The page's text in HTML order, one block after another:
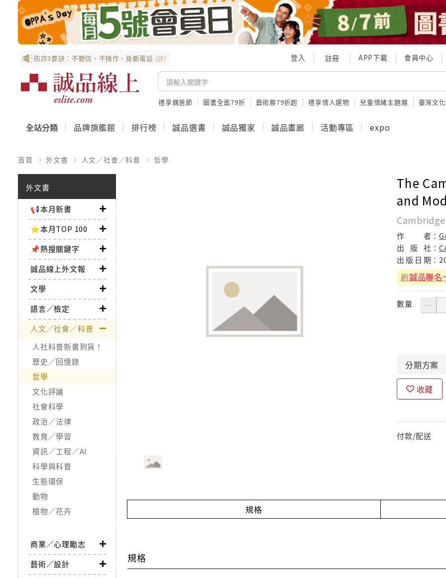
防詐3要訣：不聽信、不操作、掛斷電話 (詳) 登入 註冊 APP下載 會員中心
禮享偶爸節 圖書全面79折 藝術展79折起 禮享情人選物 兒童情緒主題展 臺灣文
全站分類 品牌旗艦館 排行榜 誠品選書 誠品獨家 誠品畫廊 活動專區 expo
首頁 外文書 人文／社會／科普 哲學
外文書
📢本月新書
⭐本月TOP 100
📌熱搜關鍵字
誠品線上外文報
文學
語言／檢定
人文／社會／科普
人社科普新書到貨！
歷史／回憶錄
哲學
文化評論
社會科學
政治／法律
教育／學習
資訊／工程／AI
科學與科普
生態環保
動物
植物／花卉
商業／心理勵志
藝術／設計
The
and
作 者：
出
版 社：
出 版 日 期：
刷誠品聯名
數量
分期方案
收藏
付款/配送
規格
規格